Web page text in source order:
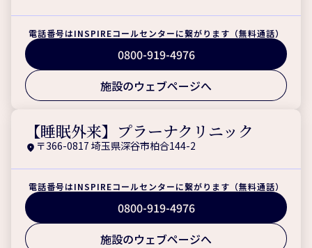
電話番号はINSPIREコールセンターに繋がります（無料通話）
0800-919-4976
施設のウェブページへ
【睡眠外来】プラーナクリニック
〒366-0817 埼玉県深谷市柏合144-2
電話番号はINSPIREコールセンターに繋がります（無料通話）
0800-919-4976
施設のウェブページへ